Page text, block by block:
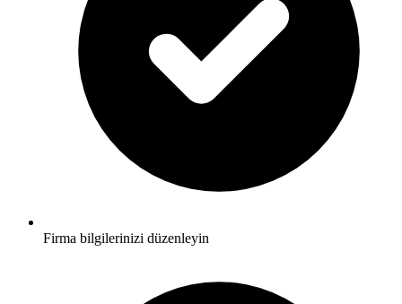
Firma bilgilerinizi düzenleyin